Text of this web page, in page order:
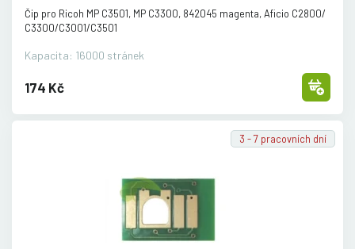
Čip pro Ricoh MP C3501, MP C3300, 842045 magenta, Aficio C2800/
C3300/C3001/C3501
Kapacita: 16000 stránek
174 Kč
3 - 7 pracovních dní